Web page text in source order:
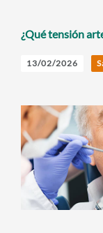
¿Qué tensión
13/02/2026